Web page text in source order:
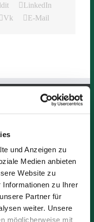
und Anzeigen zu
Medien anbieten
Website zu
Informationen zu Ihrer
Partner für
weiter. Unsere
möglicherweise mit
LinkedIn
Vk E-Mail